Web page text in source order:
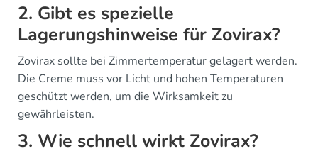
2. Gibt es spezielle
Lagerungshinweise für Zovirax?
Zovirax sollte bei Zimmertemperatur gelagert werden.
Die Creme muss vor Licht und hohen Temperaturen
geschützt werden, um die Wirksamkeit zu
gewährleisten.
3. Wie schnell wirkt Zovirax?